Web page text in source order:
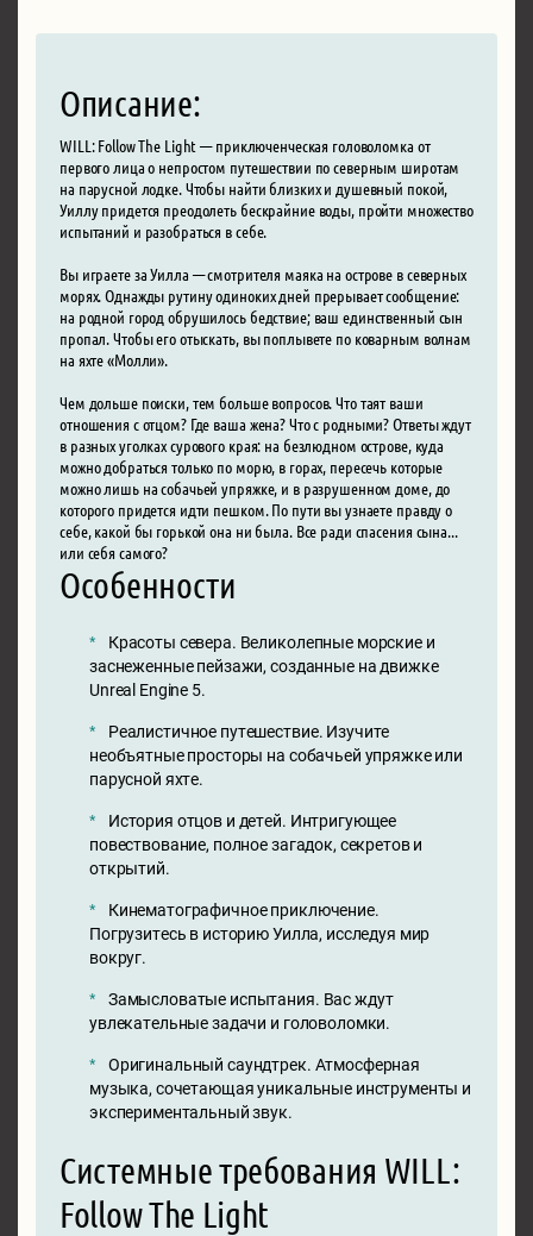
Описание:
WILL: Follow The Light — приключенческая головоломка от
первого лица о непростом путешествии по северным широтам
на парусной лодке. Чтобы найти близких и душевный покой,
Уиллу придется преодолеть бескрайние воды, пройти множество
испытаний и разобраться в себе.
Вы играете за Уилла — смотрителя маяка на острове в северных
морях. Однажды рутину одиноких дней прерывает сообщение:
на родной город обрушилось бедствие; ваш единственный сын
пропал. Чтобы его отыскать, вы поплывете по коварным волнам
на яхте «Молли».
Чем дольше поиски, тем больше вопросов. Что таят ваши
отношения с отцом? Где ваша жена? Что с родными? Ответы ждут
в разных уголках сурового края: на безлюдном острове, куда
можно добраться только по морю, в горах, пересечь которые
можно лишь на собачьей упряжке, и в разрушенном доме, до
которого придется идти пешком. По пути вы узнаете правду о
себе, какой бы горькой она ни была. Все ради спасения сына...
или себя самого?
Особенности
Красоты севера. Великолепные морские и
заснеженные пейзажи, созданные на движке
Unreal Engine 5.
Реалистичное путешествие. Изучите
необъятные просторы на собачьей упряжке или
парусной яхте.
История отцов и детей. Интригующее
повествование, полное загадок, секретов и
открытий.
Кинематографичное приключение.
Погрузитесь в историю Уилла, исследуя мир
вокруг.
Замысловатые испытания. Вас ждут
увлекательные задачи и головоломки.
Оригинальный саундтрек. Атмосферная
музыка, сочетающая уникальные инструменты и
экспериментальный звук.
Системные требования WILL:
Follow The Light